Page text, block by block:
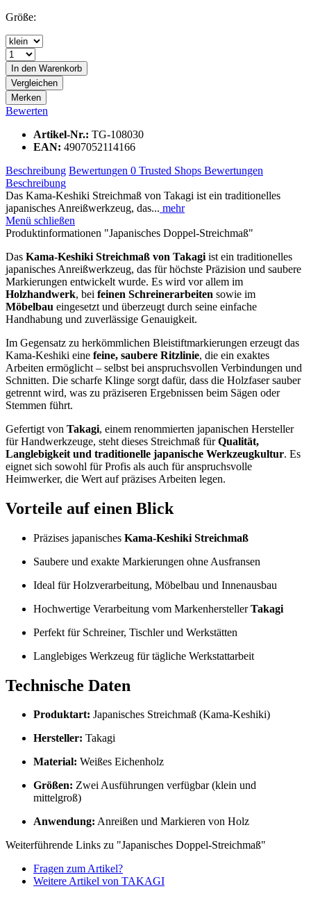
Größe:
In den Warenkorb
Vergleichen
Merken
Bewerten
Artikel-Nr.: TG-108030
EAN: 4907052114166
Beschreibung Bewertungen 0 Trusted Shops Bewertungen
Beschreibung
Das Kama-Keshiki Streichmaß von Takagi ist ein traditionelles
japanisches Anreißwerkzeug, das... mehr
Menü schließen
Produktinformationen "Japanisches Doppel-Streichmaß"
Das Kama-Keshiki Streichmaß von Takagi ist ein traditionelles
japanisches Anreißwerkzeug, das für höchste Präzision und saubere
Markierungen entwickelt wurde. Es wird vor allem im
Holzhandwerk, bei feinen Schreinerarbeiten sowie im
Möbelbau eingesetzt und überzeugt durch seine einfache
Handhabung und zuverlässige Genauigkeit.
Im Gegensatz zu herkömmlichen Bleistiftmarkierungen erzeugt das
Kama-Keshiki eine feine, saubere Ritzlinie, die ein exaktes
Arbeiten ermöglicht – selbst bei anspruchsvollen Verbindungen und
Schnitten. Die scharfe Klinge sorgt dafür, dass die Holzfaser sauber
getrennt wird, was zu präziseren Ergebnissen beim Sägen oder
Stemmen führt.
Gefertigt von Takagi, einem renommierten japanischen Hersteller
für Handwerkzeuge, steht dieses Streichmaß fürQualität,
Langlebigkeit und traditionelle japanische Werkzeugkultur. Es
eignet sich sowohl für Profis als auch für anspruchsvolle
Heimwerker, die Wert auf präzises Arbeiten legen.
Vorteile auf einen Blick
Präzises japanisches Kama-Keshiki Streichmaß
Saubere und exakte Markierungen ohne Ausfransen
Ideal für Holzverarbeitung, Möbelbau und Innenausbau
Hochwertige Verarbeitung vom MarkenherstellerTakagi
Perfekt für Schreiner, Tischler und Werkstätten
Langlebiges Werkzeug für tägliche Werkstattarbeit
Technische Daten
Produktart: Japanisches Streichmaß (Kama-Keshiki)
Hersteller: Takagi
Material: Weißes Eichenholz
Größen: Zwei Ausführungen verfügbar (klein und
mittelgroß)
Anwendung: Anreißen und Markieren von Holz
Weiterführende Links zu "Japanisches Doppel-Streichmaß"
Fragen zum Artikel?
Weitere Artikel von TAKAGI